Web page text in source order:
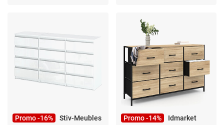
le salon, la chambre et le
couloir - Blanc
Promo -16%
Stiv-Meubles
Promo -14%
Idmarket